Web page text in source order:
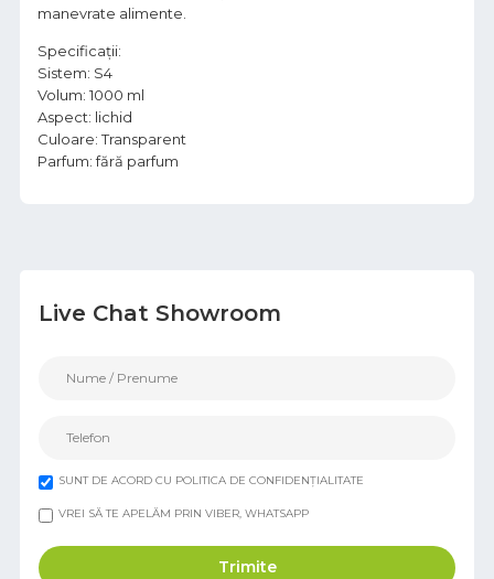
Live Chat Showroom
SUNT DE ACORD CU POLITICA DE CONFIDENȚIALITATE
VREI SĂ TE APELĂM PRIN VIBER, WHATSAPP
Trimite
manevrate alimente.
Specificații:
Sistem: S4
Volum: 1000 ml
Aspect: lichid
Culoare: Transparent
Parfum: fără parfum